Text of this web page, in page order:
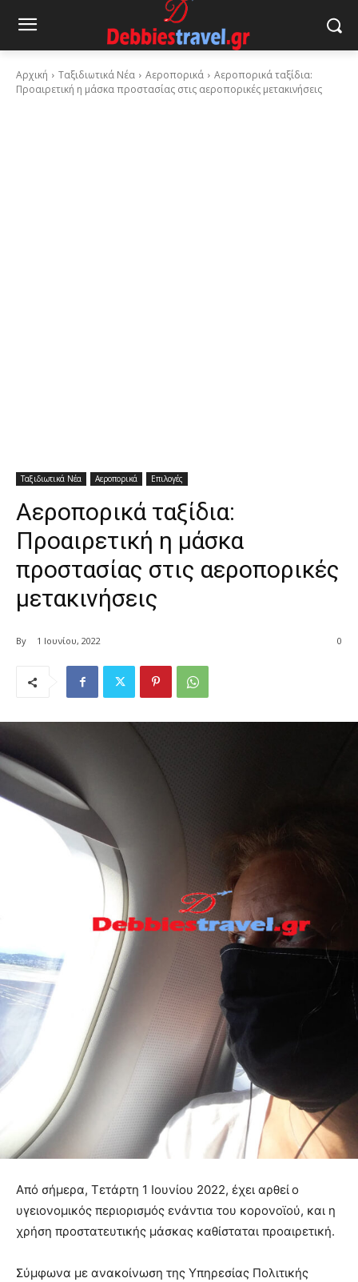
Αρχική Ταξιδιωτικά Νέα Αεροπορικά
Αεροπορικά ταξίδια:
Προαιρετική η μάσκα προστασίας στις αεροπορικές μετακινήσεις
Ταξιδιωτικά Νέα Αεροπορικά Επιλογές
Αεροπορικά ταξίδια:
Προαιρετική η μάσκα
προστασίας στις αεροπορικές
μετακινήσεις
By 1 Ιουνίου, 2022 0
Από σήμερα, Τετάρτη 1 Ιουνίου 2022, έχει αρθείο
υγειονομικός περιορισμός ενάντια του κορονοϊού, και η
χρήση προστατευτικής μάσκας καθίσταται προαιρετική.
Σύμφωνα με ανακοίνωση της Υπηρεσίας Πολιτικής